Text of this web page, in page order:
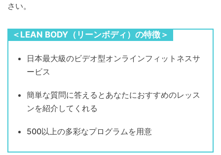
さい。
＜LEAN BODY（リーンボディ）の特徴＞
日本最大級のビデオ型オンラインフィットネスサ
ービス
簡単な質問に答えるとあなたにおすすめのレッス
ンを紹介してくれる
500以上の多彩なプログラムを用意